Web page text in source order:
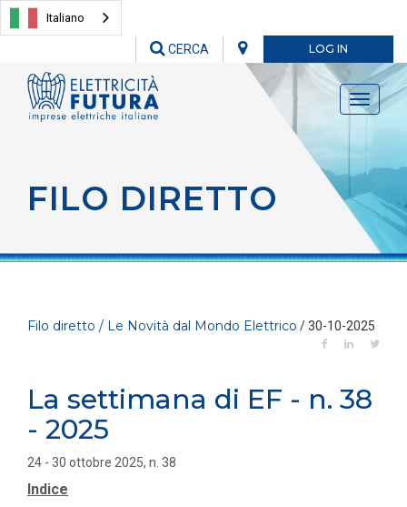
Italiano
LOG IN
CERCA
Toggle
FILO DIRETTO
Filo diretto / Le Novità dal Mondo Elettrico / 30-10-2025
La settimana di EF - n. 38
- 2025
24 - 30 ottobre 2025, n. 38
Indice